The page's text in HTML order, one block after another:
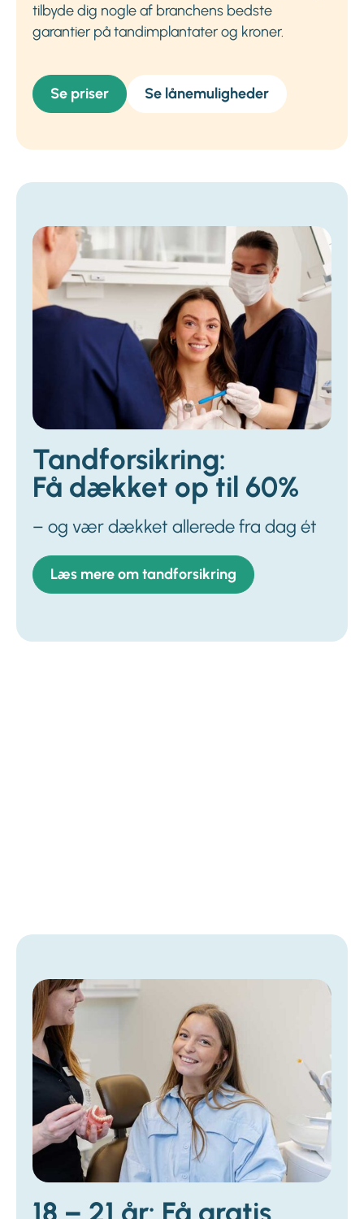
tilbyde dig nogle af branchens bedste
garantier på tandimplantater og kroner.
Se priser Se lånemuligheder
Tandforsikring:
Få dækket op til 60%
– og vær dækket allerede fra dag ét
Læs mere om tandforsikring
18 – 21 år: Få gratis